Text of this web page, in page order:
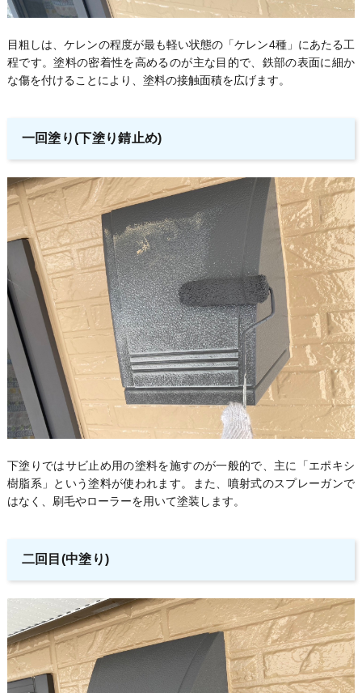
目粗しは、ケレンの程度が最も軽い状態の「ケレン4種」にあたる工
程です。塗料の密着性を高めるのが主な目的で、鉄部の表面に細か
な傷を付けることにより、塗料の接触面積を広げます。
一回塗り(下塗り錆止め)
下塗りではサビ止め用の塗料を施すのが一般的で、主に「エポキシ
樹脂系」という塗料が使われます。また、噴射式のスプレーガンで
はなく、刷毛やローラーを用いて塗装します。
二回目(中塗り)